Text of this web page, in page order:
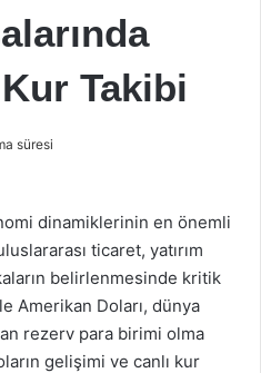
Takibi
süresi
dinamiklerinin en önemli
ticaret, yatırım
belirlenmesinde kritik
Amerikan Doları, dünya
rezerv para birimi olma
gelişimi ve canlı kur